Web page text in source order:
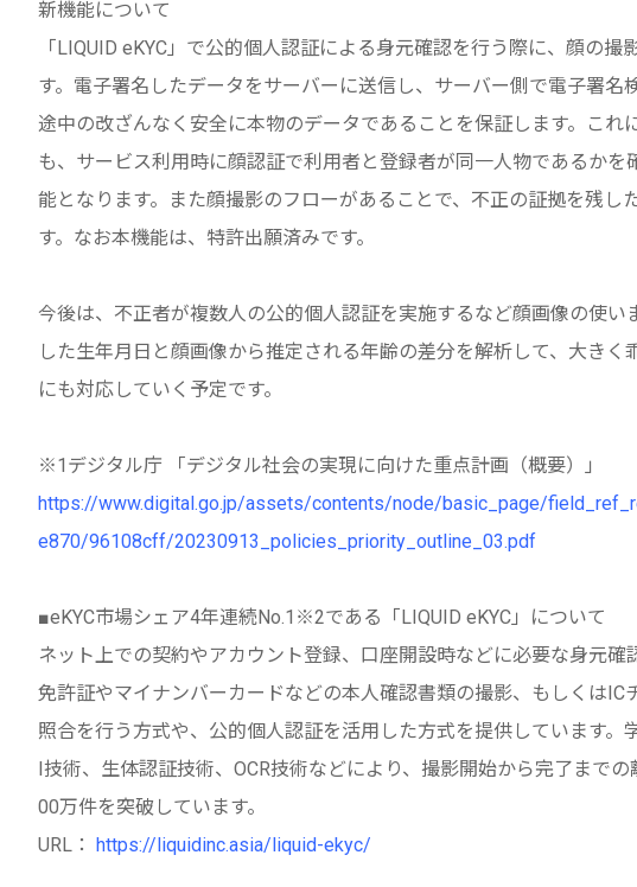
新機能について
「LIQUID eKYC」で公的個人認証による身元確認を行う際に、顔の
す。電子署名したデータをサーバーに送信し、サーバー側で電子署
途中の改ざんなく安全に本物のデータであることを保証します。こ
も、サービス利用時に顔認証で利用者と登録者が同一人物であるか
能となります。また顔撮影のフローがあることで、不正の証拠を残し
す。なお本機能は、特許出願済みです。
今後は、不正者が複数人の公的個人認証を実施するなど顔画像の使
した生年月日と顔画像から推定される年齢の差分を解析して、大き
にも対応していく予定です。
※1デジタル庁 「デジタル社会の実現に向けた重点計画（概要）」
https://www.digital.go.jp/assets/contents/node/basic_page/
e870/96108cff/20230913_policies_priority_outline_03.pdf
■eKYC市場シェア4年連続No.1※2である「LIQUID eKYC」について
ネット上での契約やアカウント登録、口座開設時などに必要な身元
免許証やマイナンバーカードなどの本人確認書類の撮影、もしくは
照合を行う方式や、公的個人認証を活用した方式を提供しています
I技術、生体認証技術、OCR技術などにより、撮影開始から完了まで
00万件を突破しています。
URL： https://liquidinc.asia/liquid-ekyc/